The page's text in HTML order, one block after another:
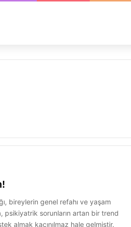
bireylerin genel refahı ve yaşam
psikiyatrik sorunların artan bir trend
almak kaçınılmaz hale gelmiştir.